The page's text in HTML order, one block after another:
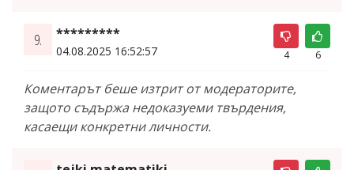
9. *********
04.08.2025 16:52:57 4 6
Коментарът беше изтрит от модераторите,
защото съдържа недоказуеми твърдения,
касаещи конкретни личности.